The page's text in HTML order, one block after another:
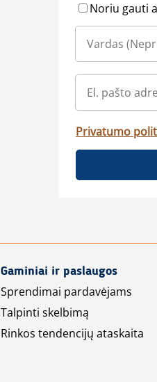
Noriu gauti
Privatumo
Gaminiai ir paslaugos
Sprendimai pardavėjams
Talpinti skelbimą
Rinkos tendencijų ataskaita